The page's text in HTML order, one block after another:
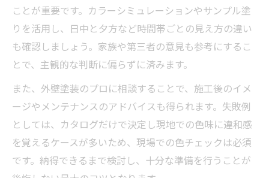
ことが重要です。カラーシミュレーションやサンプル塗
りを活用し、日中と夕方など時間帯ごとの見え方の違い
も確認しましょう。家族や第三者の意見も参考にするこ
とで、主観的な判断に偏らずに済みます。
また、外壁塗装のプロに相談することで、施工後のイメ
ージやメンテナンスのアドバイスも得られます。失敗例
としては、カタログだけで決定し現地での色味に違和感
を覚えるケースが多いため、現場での色チェックは必須
です。納得できるまで検討し、十分な準備を行うことが